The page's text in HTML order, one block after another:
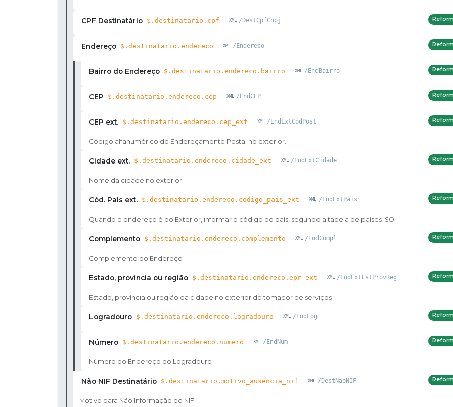
CPF Destinatário $.destinatario.cpf /DestCpfCnpj
Endereço $.destinatario.endereco /Endereco
Bairro do Endereço $.destinatario.endereco.bairro /EndBairro
CEP $.destinatario.endereco.cep /EndCEP
CEP ext. $.destinatario.endereco.cep_ext /EndExtCodPost
Código alfanumérico do Endereçamento Postal no exterior.
Cidade ext. $.destinatario.endereco.cidade_ext /EndExtCidade
Nome da cidade no exterior
Cód. Pais ext. $.destinatario.endereco.codigo_pais_ext /EndExtPais
Quando o endereço é do Exterior, informar o código do país, segundo a tabela de países ISO
Complemento $.destinatario.endereco.complemento /EndCompl
Complemento do Endereço
Estado, província ou região $.destinatario.endereco.epr_ext /EndExtEstProvReg
Estado, província ou região da cidade no exterior do tomador de serviços
Logradouro $.destinatario.endereco.logradouro /EndLog
Número $.destinatario.endereco.numero /EndNum
Número do Endereço do Logradouro
Não NIF Destinatário $.destinatario.motivo_ausencia_nif /DestNaoNIF
Motivo para Não Informação do NIF